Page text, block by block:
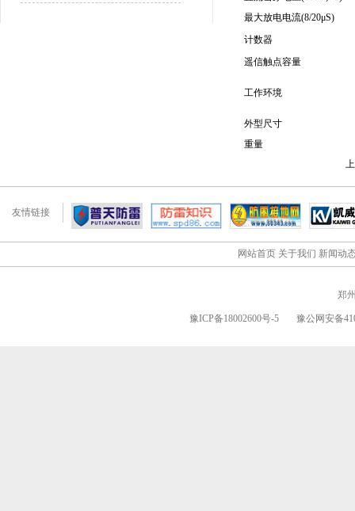
最大放电电流(8/20μS)
计数器
遥信触点容量
工作环境
外型尺寸
重量
友情链接
网站首页 关于我们 新闻动
郑
豫ICP备18002600号-5 豫公网安备